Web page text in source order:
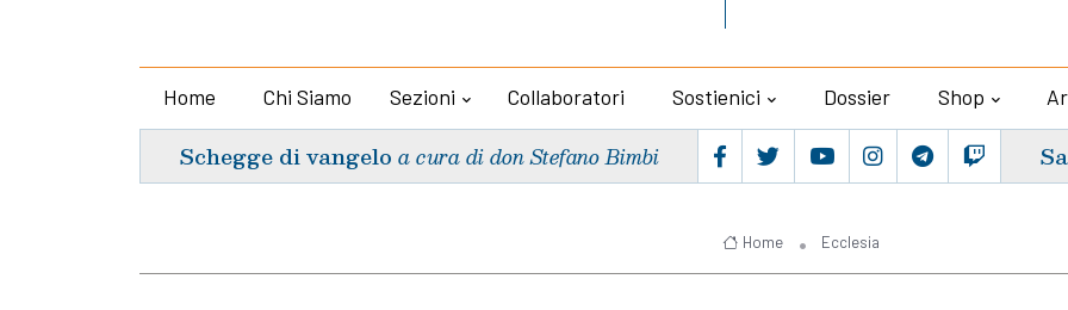
Home Chi Siamo Sezioni Collaboratori Sostienici Dossier Shop
Schegge di vangelo a cura di don Stefano Bimbi
Home Ecclesia